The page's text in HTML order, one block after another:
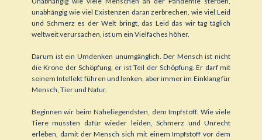
unabhängig wie viel Existenzen daran zerbrechen, wie viel Leid
und Schmerz es der Welt bringt, das Leid das wir tag täglich
weltweit verursachen, ist um ein Vielfaches höher.
Darum ist ein Umdenken unumgänglich. Der Mensch ist nicht
die Krone der Schöpfung, er ist Teil der Schöpfung. Er darf mit
seinem Intellekt führen und lenken, aber immer im Einklang für
Mensch, Tier und Natur.
Beginnen wir beim Naheliegendsten, dem Impfstoff. Wie viele
Tiere mussten dafür wieder leiden, Schmerz und Unrecht
erleben, damit der Mensch sich mit einem Impfstoff vor dem